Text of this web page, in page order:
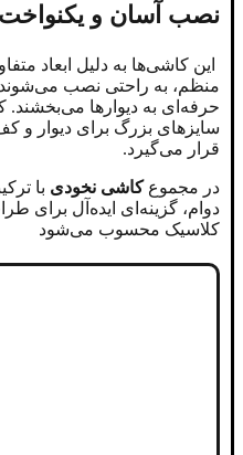
نصب آسان و یکنواخت
این کاشی‌ها به دلیل ابعاد
منظم، به‌ راحتی نصب
حرفه‌ای به دیوارها
سایزهای بزرگ برای دیوار و
قرار می‌گیرد.
در مجموعکاشی نخودی با
دوام، گزینه‌ای ایده‌آل برای
کلاسیک محسوب می‌شود